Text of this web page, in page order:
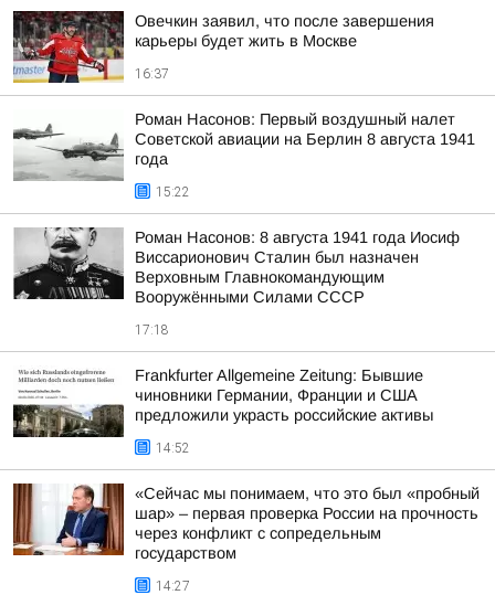
Овечкин заявил, что после завершения
карьеры будет жить в Москве
16:37
Роман Насонов: Первый воздушный налет
Советской авиации на Берлин 8 августа 1941
года
15:22
Роман Насонов: 8 августа 1941 года Иосиф
Виссарионович Сталин был назначен
Верховным Главнокомандующим
Вооружёнными Силами СССР
17:18
Frankfurter Allgemeine Zeitung: Бывшие
чиновники Германии, Франции и США
предложили украсть российские активы
14:52
«Сейчас мы понимаем, что это был «пробный
шар» – первая проверка России на прочность
через конфликт с сопредельным
государством
14:27